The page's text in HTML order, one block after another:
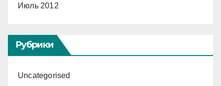
Июль 2012
Рубрики
Uncategorised